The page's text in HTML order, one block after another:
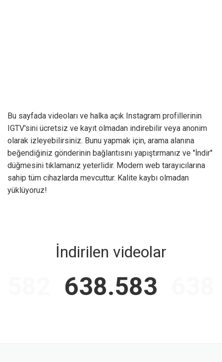
Bu sayfada videoları ve halka açık Instagram profillerinin
IGTV'sini ücretsiz ve kayıt olmadan indirebilir veya anonim
olarak izleyebilirsiniz. Bunu yapmak için, arama alanına
beğendiğiniz gönderinin bağlantısını yapıştırmanız ve "İndir"
düğmesini tıklamanız yeterlidir. Modern web tarayıcılarına
sahip tüm cihazlarda mevcuttur. Kalite kaybı olmadan
yüklüyoruz!
İndirilen videolar
638.583